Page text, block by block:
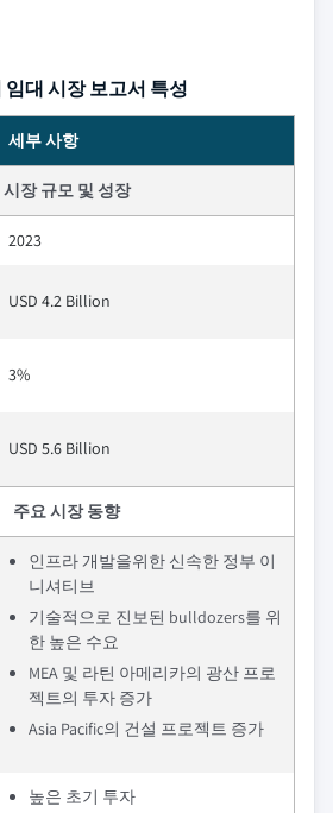
임대 시장 보고서 특성
세부 사항
시장 규모 및 성장
2023
USD 4.2 Billion
3%
USD 5.6 Billion
주요 시장 동향
인프라 개발을위한 신속한 정부 이
니셔티브
기술적으로 진보된 bulldozers를 위
한 높은 수요
MEA 및 라틴 아메리카의 광산 프로
젝트의 투자 증가
Asia Pacific의 건설 프로젝트 증가
높은 초기 투자